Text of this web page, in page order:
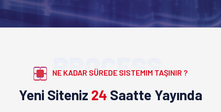
PROCESS
NE KADAR SÜREDE SISTEMIM TAŞINIR ?
Yeni Siteniz 24 Saatte Yayında